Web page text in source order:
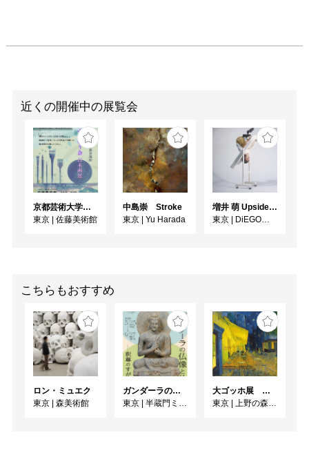
近くの開催中の展覧会
京都芸術大学通信教育課程 ゆうゆう会日本画展
東京
佐藤美術館
中島崇 Stroke
東京
Yu Harada
増井 萌 Upside-Down
東京
DiEGO表参道
こちらもおすすめ
ロン・ミュエク
東京
森美術館
ガンダーラの仏像と仏伝ー釈尊のすがたー
東京
半蔵門ミュージアム
大ゴッホ展 夜のカフェテラス
東京
上野の森美術館